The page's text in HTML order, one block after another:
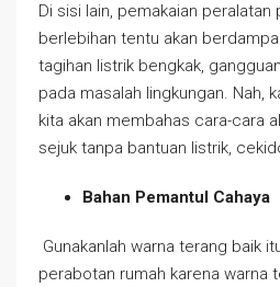
Di sisi lain, pemakaian
berlebihan tentu akan
tagihan listrik bengkak,
pada masalah lingkungan. Nah,
kita akan membahas cara-cara
sejuk tanpa bantuan listrik,
Bahan Pemantul Cahaya
Gunakanlah warna terang baik
perabotan rumah karena warna